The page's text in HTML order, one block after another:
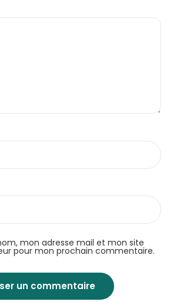
mon adresse mail et mon site
pour mon prochain commentaire.